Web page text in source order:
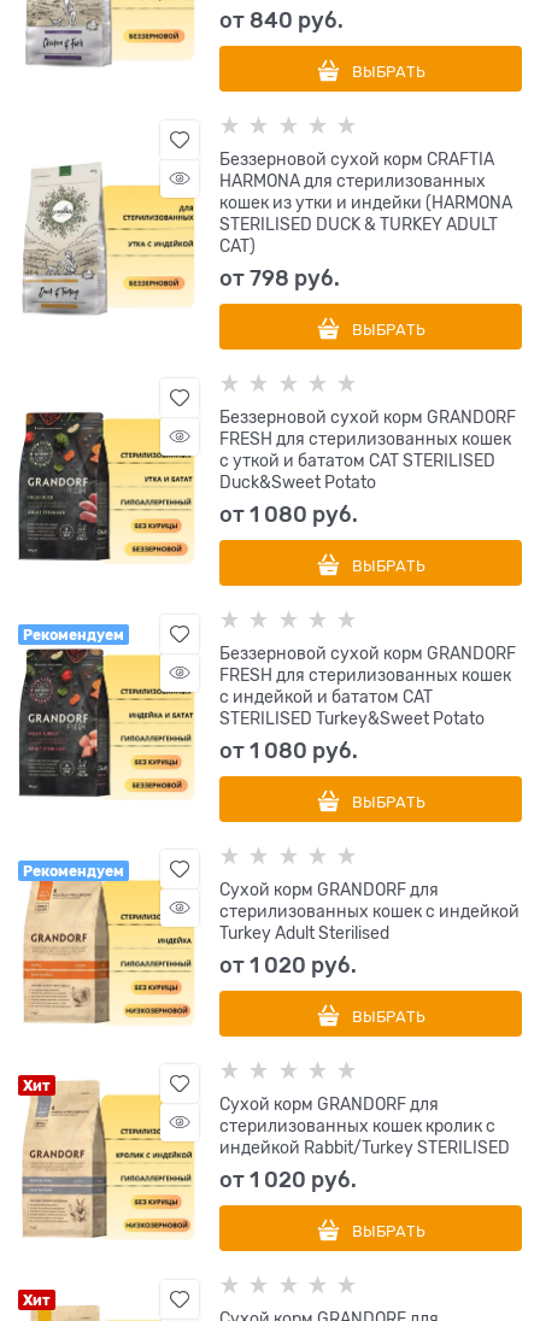
от 840 руб.
ВЫБРАТЬ
Беззерновой сухой корм CRAFTIA
HARMONA для стерилизованных
кошек из утки и индейки (HARMONA
STERILISED DUCK & TURKEY ADULT
CAT)
от798 руб.
ВЫБРАТЬ
Беззерновой cухой корм GRANDORF
FRESH для стерилизованных кошек
с уткой и бататом CAT STERILISED
Duck&Sweet Potato
от1 080 руб.
ВЫБРАТЬ
Рекомендуем
Беззерновой cухой корм GRANDORF
FRESH для стерилизованных кошек
с индейкой и бататом CAT
STERILISED Turkey&Sweet Potato
от1 080 руб.
ВЫБРАТЬ
Рекомендуем
Сухой корм GRANDORF для
стерилизованных кошек с индейкой
Turkey Adult Sterilised
от1 020 руб.
ВЫБРАТЬ
Хит
Сухой корм GRANDORF для
стерилизованных кошек кролик с
индейкой Rabbit/Turkey STERILISED
от1 020 руб.
ВЫБРАТЬ
Хит